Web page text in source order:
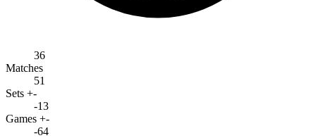
36
Matches
51
Sets +-
-13
Games +-
-64